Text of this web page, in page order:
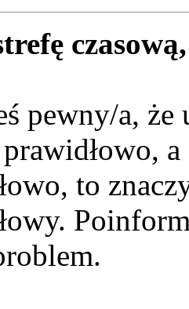
pewny/a, że
to